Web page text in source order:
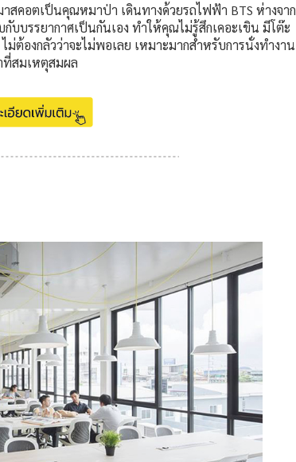
สคอตเป็นคุณหมาป่า เดินทางด้วยรถไฟฟ้า BTS ห่างจาก
บบรรยากาศเป็นกันเอง ทำให้คุณไม่รู้สึกเคอะเขิน มีโต๊ะ
องกลัวว่าจะไม่พอเลย เหมาะมากสำหรับการนั่งทำงาน
ที่สมเหตุสมผล